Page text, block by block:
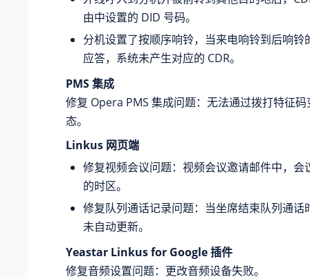
由中设置的 DID 号码。
分机设置了按顺序响铃，当来电响铃到后响铃
应答，系统未产生对应的 CDR。
PMS 集成
修复 Opera PMS 集成问题：无法通过拨打特征
态。
Linkus 网页端
修复视频会议问题：视频会议邀请邮件中，会
的时区。
修复队列通话记录问题：当坐席结束队列通话
未自动更新。
Yeastar Linkus for Google 插件
修复音频设置问题：更改音频设备失败。